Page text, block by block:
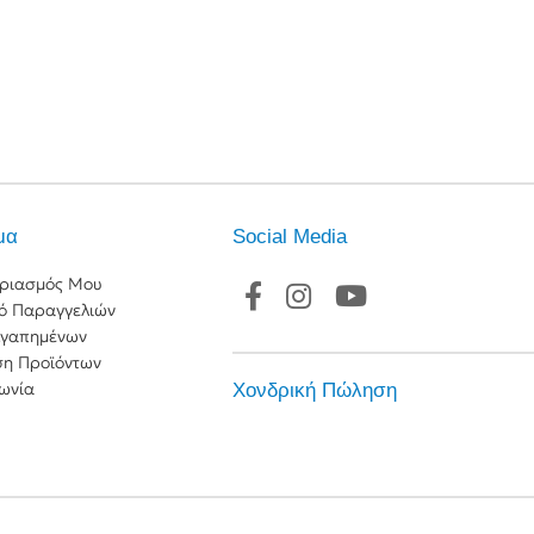
A/C
Μου
Παραγγελιών
Προϊόντων
Social Media
Χονδρική Πώληση